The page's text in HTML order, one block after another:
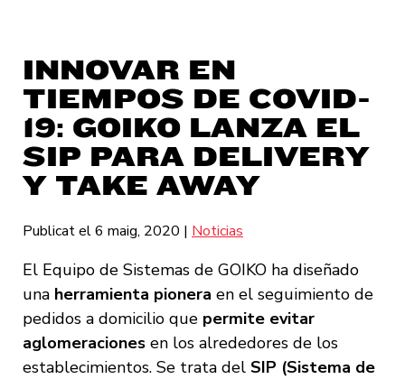
INNOVAR EN
TIEMPOS DE COVID-
19: GOIKO LANZA EL
SIP PARA DELIVERY
Y TAKE AWAY
Publicat el 6 maig, 2020 | Noticias
El Equipo de Sistemas de GOIKO ha diseñado
una herramienta pionera en el seguimiento de
pedidos a domicilio que permite evitar
aglomeraciones en los alrededores de los
establecimientos. Se trata del SIP (Sistema de